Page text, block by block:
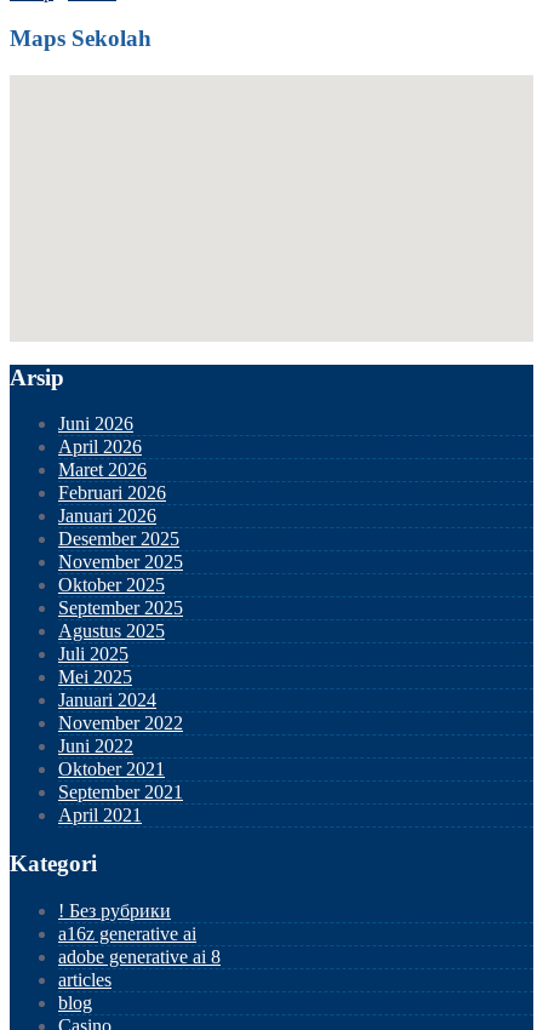
Maps Sekolah
Arsip
Juni 2026
April 2026
Maret 2026
Februari 2026
Januari 2026
Desember 2025
November 2025
Oktober 2025
September 2025
Agustus 2025
Juli 2025
Mei 2025
Januari 2024
November 2022
Juni 2022
Oktober 2021
September 2021
April 2021
Kategori
! Без рубрики
a16z generative ai
adobe generative ai 8
articles
blog
Casino